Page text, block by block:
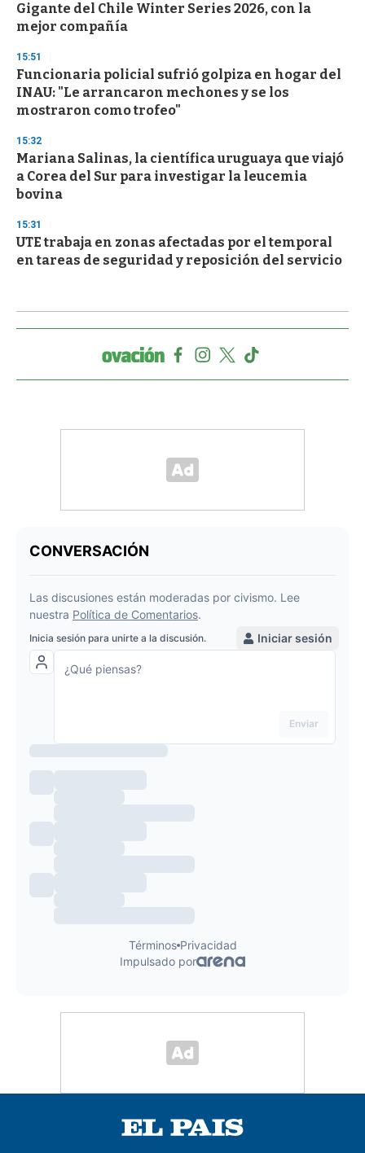
Gigante del Chile Winter Series 2026, con la
mejor compañía
15:51
Funcionaria policial sufrió golpiza en hogar del
INAU: "Le arrancaron mechones y se los
mostraron como trofeo"
15:32
Mariana Salinas, la científica uruguaya que viajó
a Corea del Sur para investigar la leucemia
bovina
15:31
UTE trabaja en zonas afectadas por el temporal
en tareas de seguridad y reposición del servicio